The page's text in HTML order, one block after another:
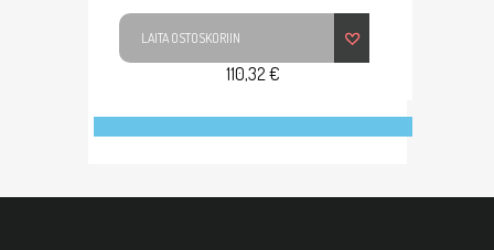
LAITA OSTOSKORIIN
110,32 €